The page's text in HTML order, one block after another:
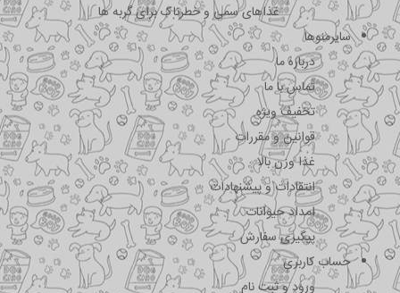
غذاهای سمی و خطرناک برای گربه ها
سایرمنوها
درباره ما
تماس با ما
تخفیف ویژه
قوانین و مقررات
غذا وزن بالا
انتقادات و پیشنهادات
امداد حیوانات
پیگیری سفارش
حساب کاربری
ورود و ثبت نام